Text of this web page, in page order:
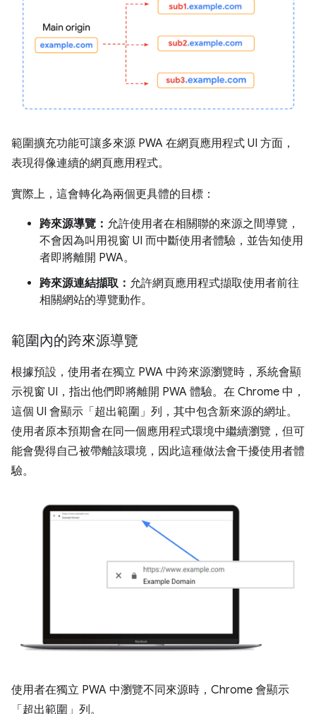
範圍擴充功能可讓多來源 PWA 在網頁應用程式 UI 方面，
表現得像連續的網頁應用程式。
實際上，這會轉化為兩個更具體的目標：
跨來源導覽： 允許使用者在相關聯的來源之間導覽，
不會因為叫用視窗 UI 而中斷使用者體驗，並告知使用
者即將離開 PWA。
跨來源連結擷取： 允許網頁應用程式擷取使用者前往
相關網站的導覽動作。
範圍內的跨來源導覽
根據預設，使用者在獨立 PWA 中跨來源瀏覽時，系統會顯
示視窗 UI，指出他們即將離開 PWA 體驗。在 Chrome 中，
這個 UI 會顯示「超出範圍」列，其中包含新來源的網址。
使用者原本預期會在同一個應用程式環境中繼續瀏覽，但可
能會覺得自己被帶離該環境，因此這種做法會干擾使用者體
驗。
使用者在獨立 PWA 中瀏覽不同來源時，Chrome 會顯示
「超出範圍」列。